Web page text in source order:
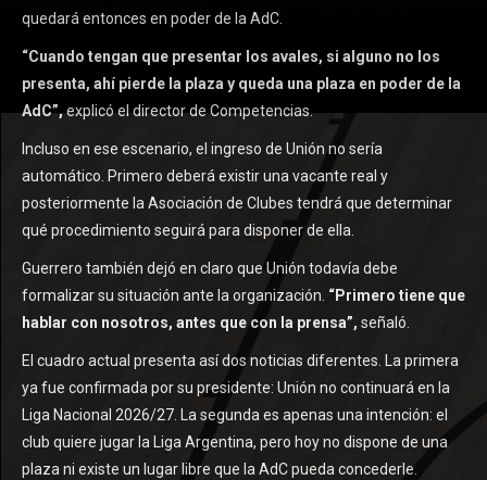
quedará entonces en poder de la AdC.
“Cuando tengan que presentar los avales, si alguno no los
presenta, ahí pierde la plaza y queda una plaza en poder de la
AdC”,explicó el director de Competencias.
Incluso en ese escenario, el ingreso de Unión no sería
automático. Primero deberá existir una vacante real y
posteriormente la Asociación de Clubes tendrá que determinar
qué procedimiento seguirá para disponer de ella.
Guerrero también dejó en claro que Unión todavía debe
formalizar su situación ante la organización. “Primero tiene que
hablar con nosotros, antes que con la prensa”, señaló.
El cuadro actual presenta así dos noticias diferentes. La primera
ya fue confirmada por su presidente: Unión no continuará en la
Liga Nacional 2026/27. La segunda es apenas una intención: el
club quiere jugar la Liga Argentina, pero hoy no dispone de una
plaza ni existe un lugar libre que la AdC pueda concederle.